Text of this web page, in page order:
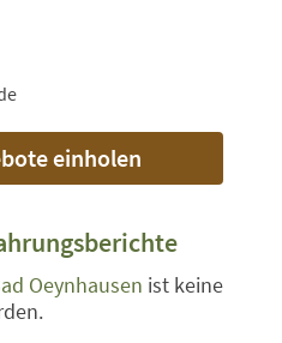
einholen
Oeynhausen ist keine